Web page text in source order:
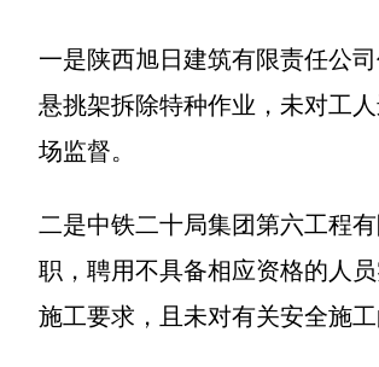
一是陕西旭日建筑有限责任公
悬挑架拆除特种作业，未对工
场监督。
二是中铁二十局集团第六工程
职，聘用不具备相应资格的人
施工要求，且未对有关安全施